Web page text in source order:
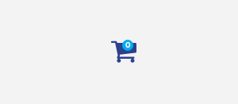
0